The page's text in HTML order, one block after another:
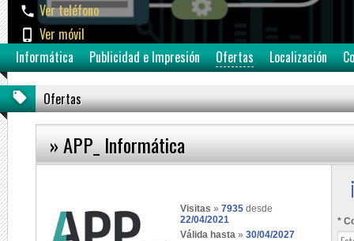
Ver teléfono
Ver móvil
Informática
Publicidad e Impresión Ofertas Localización
Ofertas
» APP_ Informática
Visitas » 7935 desde
22/04/2021
Válida hasta » 30/04/2027
*